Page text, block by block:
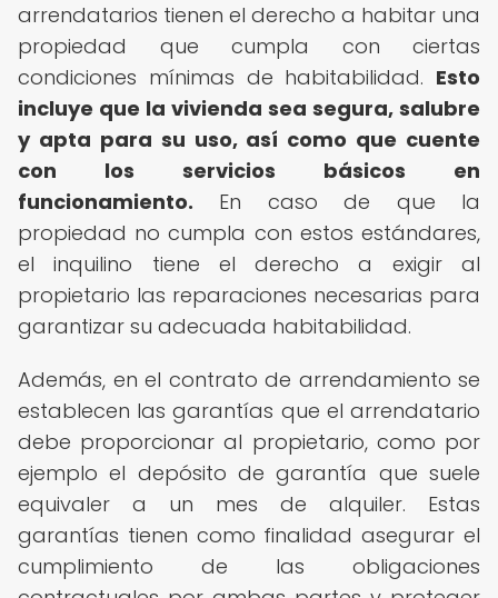
arrendatarios tienen el derecho a habitar una
propiedad que cumpla con ciertas
condiciones mínimas de habitabilidad. Esto
incluye que la vivienda sea segura, salubre
y apta para su uso, así como que cuente
con los servicios básicos en
funcionamiento. En caso de que la
propiedad no cumpla con estos estándares,
el inquilino tiene el derecho a exigir al
propietario las reparaciones necesarias para
garantizar su adecuada habitabilidad.
Además, en el contrato de arrendamiento se
establecen las garantías que el arrendatario
debe proporcionar al propietario, como por
ejemplo el depósito de garantía que suele
equivaler a un mes de alquiler. Estas
garantías tienen como finalidad asegurar el
cumplimiento de las obligaciones